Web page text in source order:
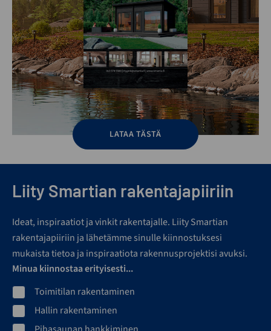
LATAA TÄSTÄ
Liity Smartian rakentajapiiriin
Ideat, inspiraatiot ja vinkit rakentajalle. Liity Smartian
rakentajapiiriin ja lähetämme sinulle kiinnostuksesi
mukaista tietoa ja inspiraatiota rakennusprojektisi avuksi.
Minua kiinnostaa erityisesti...
Toimitilan rakentaminen
Hallin rakentaminen